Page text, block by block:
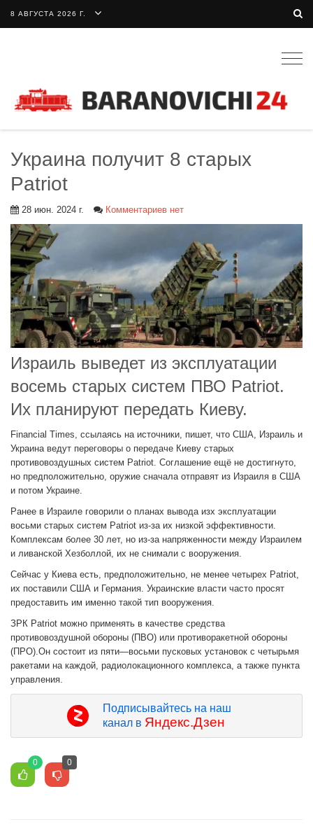
8 АВГУСТА 2026 Г.
Украина получит 8 старых
Patriot
28 июн. 2024 г. Комментариев нет
Израиль выведет из эксплуатации
восемь старых систем ПВО Patriot.
Их планируют передать Киеву.
Financial Times, ссылаясь на источники, пишет, что США, Израиль и
Украина ведут переговоры о передаче Киеву старых
противовоздушных систем Patriot. Соглашение ещё не достигнуто,
но предположительно, оружие сначала отправят из Израиля в США
и потом Украине.
Ранее в Израиле говорили о планах вывода изх эксплуатации
восьми старых систем Patriot из-за их низкой эффективности.
Комплексам более 30 лет, но из-за напряженности между Израилем
и ливанской Хезболлой, их не снимали с вооружения.
Сейчас у Киева есть, предположительно, не менее четырех Patriot,
их поставили США и Германия. Украинские власти часто просят
предоставить им именно такой тип вооружения.
ЗРК Patriot можно применять в качестве средства
противовоздушной обороны (ПВО) или противоракетной обороны
(ПРО).Он состоит из пяти—восьми пусковых установок с четырьмя
ракетами на каждой, радиолокационного комплекса, а также пункта
управления.
Подписывайтесь на наш
канал в Яндекс.Дзен
0 0